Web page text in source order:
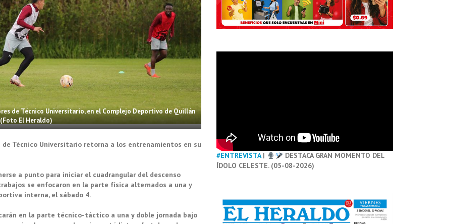
de Técnico Universitario, en el Complejo Deportivo de Quillán
El Heraldo)
Técnico Universitario retorna a los entrenamientos en su
a punto para iniciar el cuadrangular del descenso
se enfocaron en la parte física alternados a una y
interna, el sábado 4.
en la parte técnico-táctico a una y doble jornada bajo
#ENTREVISTA|
DESTACA GRAN MOMENTO DEL
ÍDOLO CELESTE. (05-08-2026)